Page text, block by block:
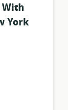
With
York